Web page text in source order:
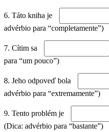
6. Táto kniha je
advérbio para “completamente”)
7. Cítim sa
para “um pouco”)
8. Jeho odpoveď bola
advérbio para “extremamente”)
9. Tento problém je
(Dica: advérbio para “bastante”)